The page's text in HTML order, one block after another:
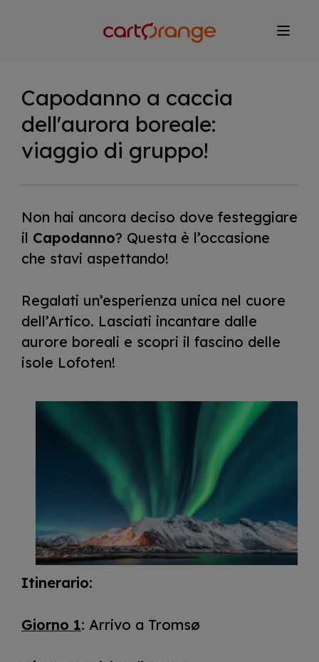
Capodanno a caccia
dell'aurora boreale:
viaggio di gruppo!
Non hai ancora deciso dove festeggiare
il Capodanno? Questa è l’occasione
che stavi aspettando!
Regalati un’esperienza unica nel cuore
dell’Artico. Lasciati incantare dalle
aurore boreali e scopri il fascino delle
isole Lofoten!
I
Itinerario:
Giorno 1: Arrivo a Tromsø